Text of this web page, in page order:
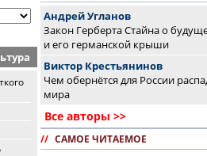
Андрей Угланов
Закон Герберта Стайна о
и его германской крыши
Виктор Крестьянинов
Чем обернётся для России
мира
Все авторы >>
// САМОЕ ЧИТАЕМОЕ